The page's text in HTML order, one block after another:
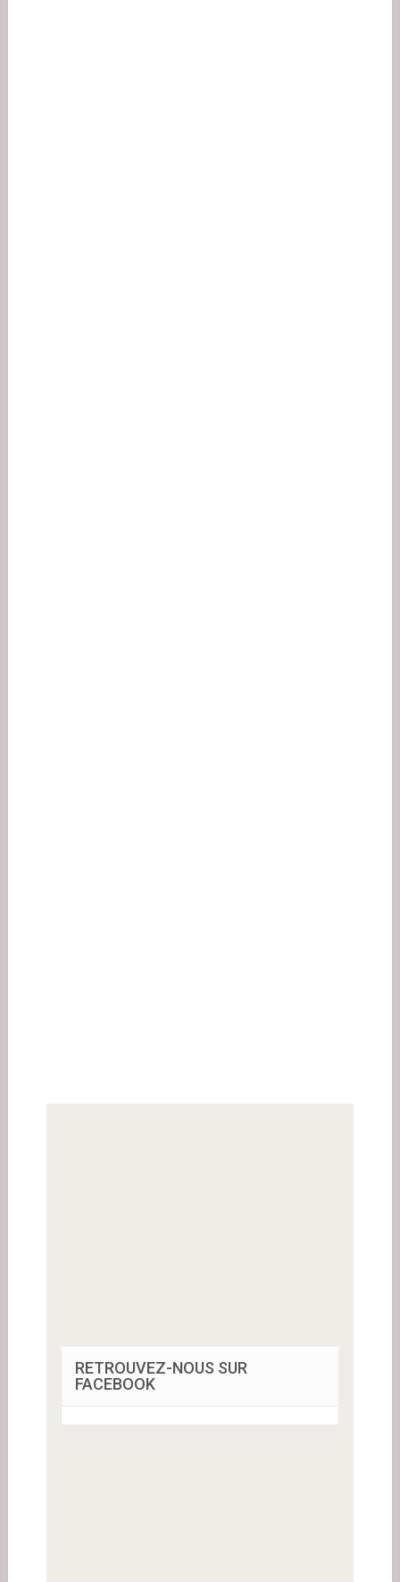
RETROUVEZ-NOUS SUR
FACEBOOK